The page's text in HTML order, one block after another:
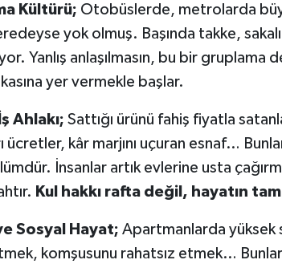
Kültürü; Otobüslerde, metrolarda
yok olmuş. Başında takke,
Yanlış anlaşılmasın, bu bir gruplama
yer vermekle başlar.
Ahlakı; Sattığı ürünü fahiş fiyatla
ücretler, kâr marjını uçuran esnaf…
İnsanlar artık evlerine usta
Kul hakkı rafta değil, hayatın
Sosyal Hayat; Apartmanlarda yüksek
komşusunu rahatsız etmek…